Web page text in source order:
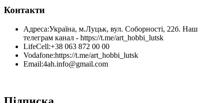
Контакти
Адреса:Україна, м.Луцьк, вул. Соборності, 22б. Наш
телеграм канал - https://t.me/art_hobbi_lutsk
LifeCell:+38 063 872 00 00
Vodafone:https://t.me/art_hobbi_lutsk
Email:4ah.info@gmail.com